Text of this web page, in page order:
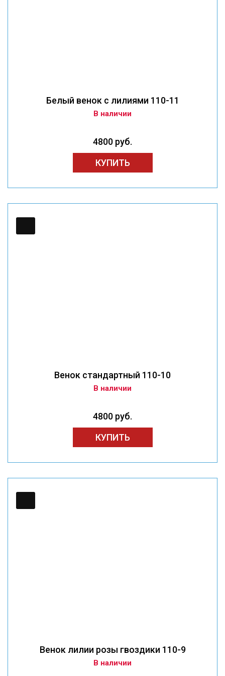
Белый венок с лилиями 110-11
В наличии
4800 руб.
КУПИТЬ
Венок стандартный 110-10
В наличии
4800 руб.
КУПИТЬ
Венок лилии розы гвоздики 110-9
В наличии